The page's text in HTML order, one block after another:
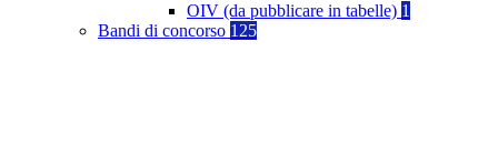
OIV (da pubblicare in tabelle) 1
Bandi di concorso 125